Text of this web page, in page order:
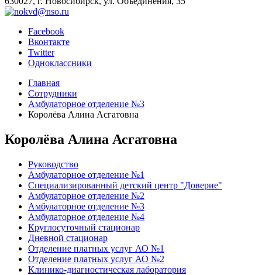
Facebook
Вконтакте
Twitter
Одноклассники
Главная
Сотрудники
Амбулаторное отделение №3
Королёва Алина Асгатовна
Королёва Алина Асгатовна
Руководство
Амбулаторное отделение №1
Специализированный детский центр "Доверие"
Амбулаторное отделение №2
Амбулаторное отделение №3
Амбулаторное отделение №4
Круглосуточный стационар
Дневной стационар
Отделение платных услуг АО №1
Отделение платных услуг АО №2
Клинико-диагностическая лаборатория